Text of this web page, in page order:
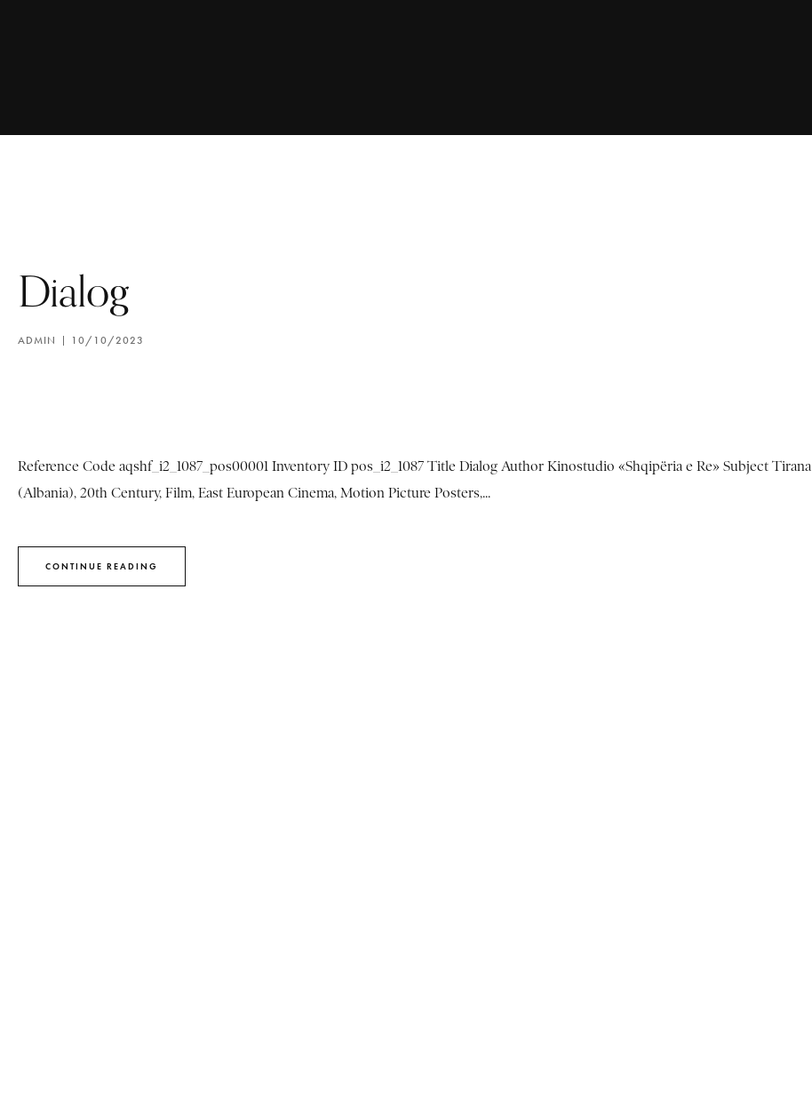
Dialog
ADMIN 10/10/2023
Reference Code aqshf_i2_1087_pos00001 Inventory ID pos_i2_1087 Title Dialog Author Kinostudio «Shqipëria e Re» Subject Tirana
(Albania), 20th Century, Film, East European Cinema, Motion Picture Posters,...
CONTINUE READING